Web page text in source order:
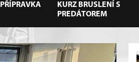
PŘÍPRAVKA
KURZ BRUSLENÍ S
PREDÁTOREM